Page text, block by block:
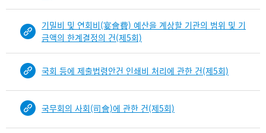
기밀비 및 연회비(宴會費) 예산을 계상할 기관의 범위 및 기
금액의 한계결정의 건(제5회)
국회 등에 제출법령안건 인쇄비 처리에 관한 건(제5회)
국무회의 사회(司會)에 관한 건(제5회)